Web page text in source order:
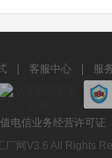
客服中心 服
电信业务经营许可证
厂网V3.6 All Rights